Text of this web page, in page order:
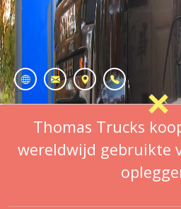
Thomas Trucks
wereldwijd gebruikte